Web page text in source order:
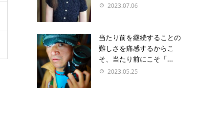
2023.07.06
当たり前を継続することの
難しさを痛感するからこ
そ、当たり前にこそ「...
2023.05.25